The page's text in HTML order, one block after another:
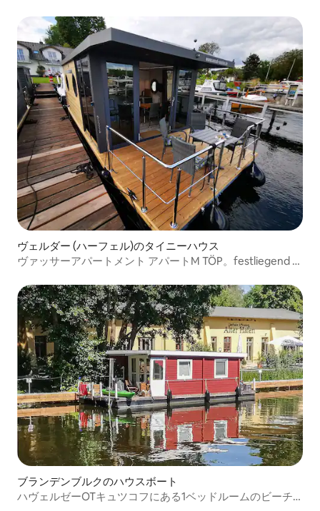
ヴェルダー (ハーフェル)のタイニーハウス
ヴァッサーアパートメント アパートM TÖP。festliegend a
ブランデンブルクのハウスボート
ハヴェルゼーOTキュツコフにある1ベッドルームのビーチ